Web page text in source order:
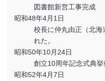
図書館新営工事完成
昭和48年4月1日
校長に仲丸由正（北海
れた。
昭和50年10月24日
創立10周年記念式典挙
昭和52年4月7日